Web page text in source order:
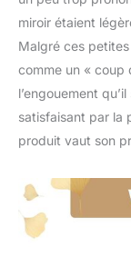
miroir étaient
Malgré ces
comme un «
l’engouement
satisfaisant par la
produit vaut son